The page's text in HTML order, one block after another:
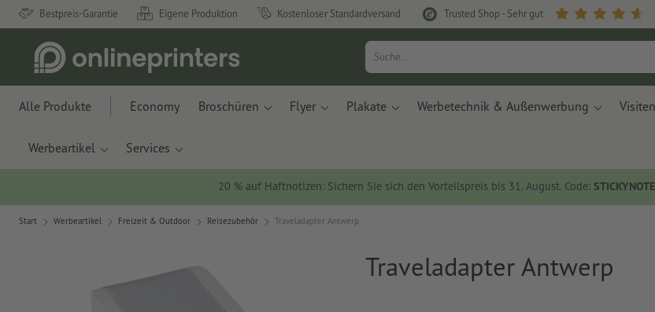
Bestpreis-Garantie Eigene Produktion Kostenloser Standardversand Trusted Shop - Sehr gut
Alle Produkte Economy Broschüren Flyer Plakate Werbetechnik & Außenwerbung
Werbeartikel Services
20 % auf Haftnotizen: Sichern Sie sich den Vorteilspreis bis 31. August. Code:
Start Werbeartikel Freizeit & Outdoor Reisezubehör Traveladapter Antwerp
Traveladapter Antwerp